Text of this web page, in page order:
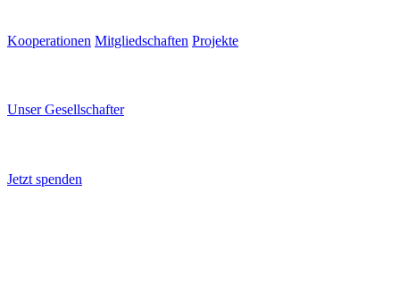
Kooperationen Mitgliedschaften Projekte
Unser Gesellschafter
Jetzt spenden